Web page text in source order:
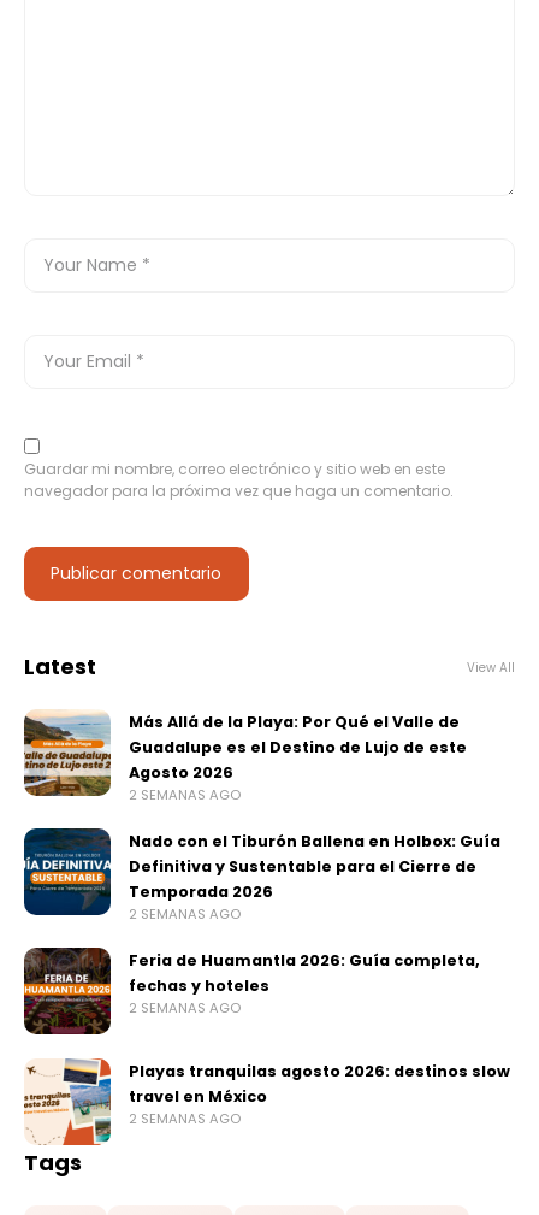
Guardar mi nombre, correo electrónico y sitio web en este
navegador para la próxima vez que haga un comentario.
Latest View All
Más Allá de la Playa: Por Qué el Valle de
Guadalupe es el Destino de Lujo de este
Agosto 2026
2 SEMANAS AGO
Nado con el Tiburón Ballena en Holbox: Guía
Definitiva y Sustentable para el Cierre de
Temporada 2026
2 SEMANAS AGO
Feria de Huamantla 2026: Guía completa,
fechas y hoteles
2 SEMANAS AGO
Playas tranquilas agosto 2026: destinos slow
travel en México
2 SEMANAS AGO
Tags